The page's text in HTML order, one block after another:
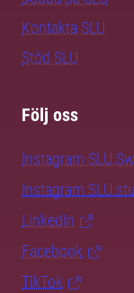
Kontakta SLU
Stöd SLU
Följ oss
Instagram
Instagram
LinkedIn
Facebook
TikTok